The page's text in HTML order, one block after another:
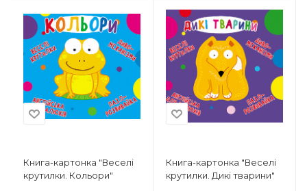
Книга-картонка "Веселі
крутилки. Кольори"
Книга-картонка "Веселі
крутилки. Дикі тварини"